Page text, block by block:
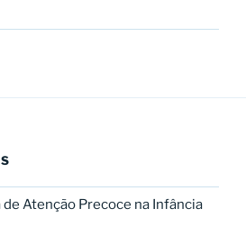
de Atenção Precoce na Infância